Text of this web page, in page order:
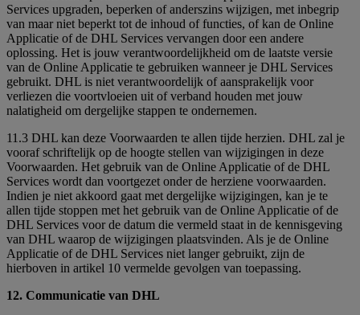
Services upgraden, beperken of anderszins wijzigen, met inbegrip
van maar niet beperkt tot de inhoud of functies, of kan de Online
Applicatie of de DHL Services vervangen door een andere
oplossing. Het is jouw verantwoordelijkheid om de laatste versie
van de Online Applicatie te gebruiken wanneer je DHL Services
gebruikt. DHL is niet verantwoordelijk of aansprakelijk voor
verliezen die voortvloeien uit of verband houden met jouw
nalatigheid om dergelijke stappen te ondernemen.
11.3 DHL kan deze Voorwaarden te allen tijde herzien. DHL zal je
vooraf schriftelijk op de hoogte stellen van wijzigingen in deze
Voorwaarden. Het gebruik van de Online Applicatie of de DHL
Services wordt dan voortgezet onder de herziene voorwaarden.
Indien je niet akkoord gaat met dergelijke wijzigingen, kan je te
allen tijde stoppen met het gebruik van de Online Applicatie of de
DHL Services voor de datum die vermeld staat in de kennisgeving
van DHL waarop de wijzigingen plaatsvinden. Als je de Online
Applicatie of de DHL Services niet langer gebruikt, zijn de
hierboven in artikel 10 vermelde gevolgen van toepassing.
12. Communicatie van DHL